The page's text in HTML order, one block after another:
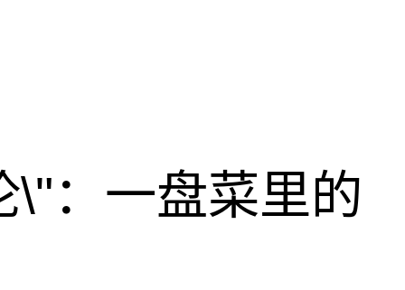
\"：一盘菜里的